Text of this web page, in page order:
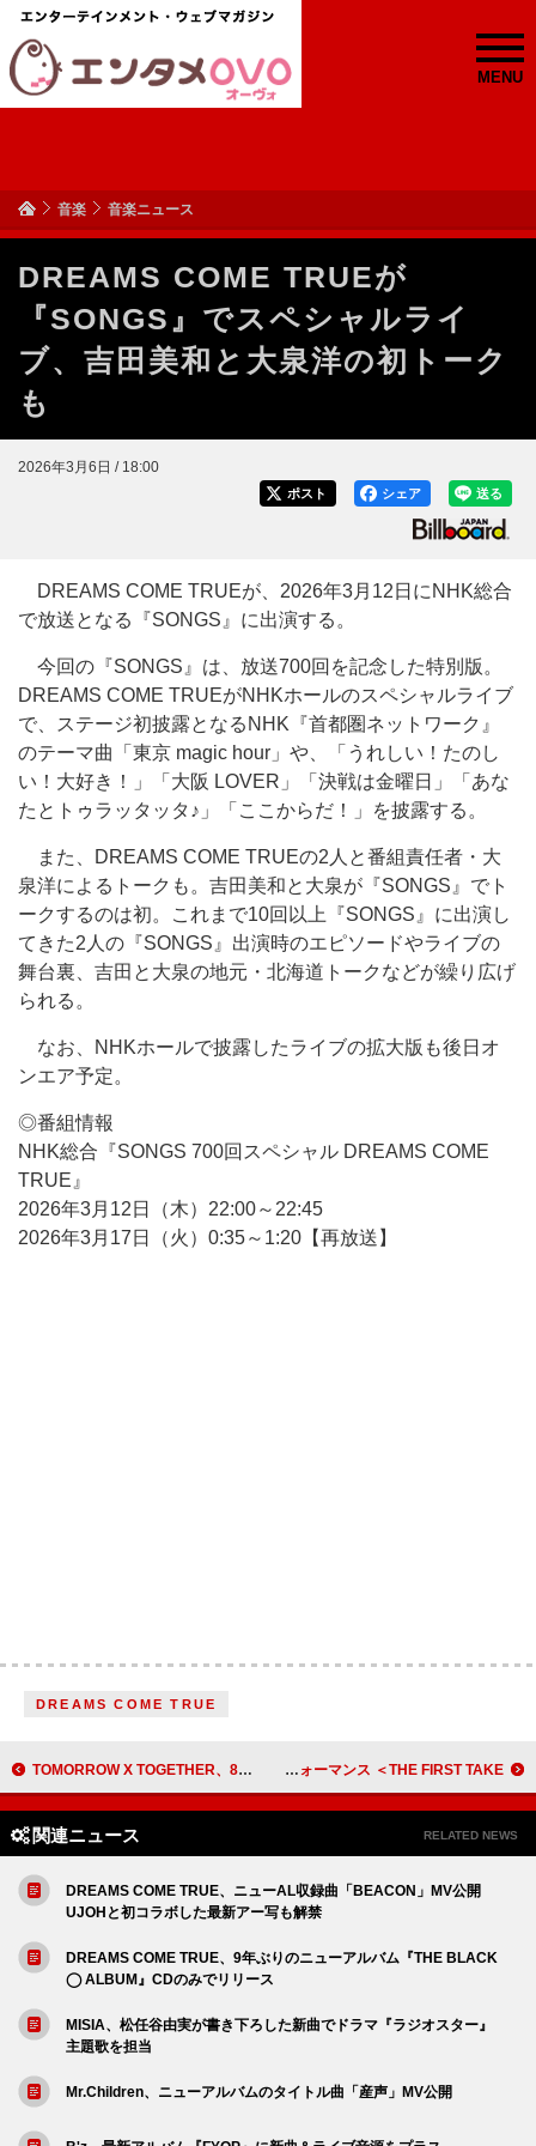
MENU
音楽 音楽ニュース
DREAMS COME TRUEが
『SONGS』でスペシャルライ
ブ、吉田美和と大泉洋の初トーク
も
2026年3月6日 / 18:00
送る
シェア
ポスト
DREAMS COME TRUEが、2026年3月12日にNHK総合
で放送となる『SONGS』に出演する。
今回の『SONGS』は、放送700回を記念した特別版。
DREAMS COME TRUEがNHKホールのスペシャルライブ
で、ステージ初披露となるNHK『首都圏ネットワーク』
のテーマ曲「東京 magic hour」や、「うれしい！たのし
い！大好き！」「大阪 LOVER」「決戦は金曜日」「あな
たとトゥラッタッタ♪」「ここからだ！」を披露する。
また、DREAMS COME TRUEの2人と番組責任者・大
泉洋によるトークも。吉田美和と大泉が『SONGS』でト
ークするのは初。これまで10回以上『SONGS』に出演し
てきた2人の『SONGS』出演時のエピソードやライブの
舞台裏、吉田と大泉の地元・北海道トークなどが繰り広げ
られる。
なお、NHKホールで披露したライブの拡大版も後日オ
ンエア予定。
◎番組情報
NHK総合『SONGS 700回スペシャル DREAMS COME
TRUE』
2026年3月12日（木）22:00～22:45
2026年3月17日（火）0:35～1:20【再放送】
DREAMS COME TRUE
TOMORROW X TOGETHER、8thミニアルバムのプロモーションスケジュールを公開 miwa、桜への想いを乗せた新曲「桜みたいな恋なんだ」メディア初パフォーマンス ＜THE FIRST TAKE＞
関連ニュース RELATED NEWS
DREAMS COME TRUE、ニューAL収録曲「BEACON」MV公開
UJOHと初コラボした最新アー写も解禁
DREAMS COME TRUE、9年ぶりのニューアルバム『THE BLACK
◯ ALBUM』CDのみでリリース
MISIA、松任谷由実が書き下ろした新曲でドラマ『ラジオスター』
主題歌を担当
Mr.Children、ニューアルバムのタイトル曲「産声」MV公開